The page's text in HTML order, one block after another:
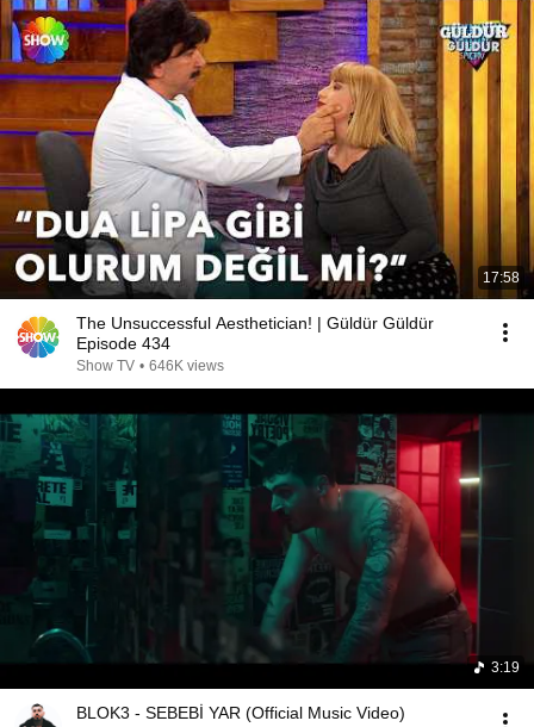
17:58
The Unsuccessful Aesthetician! | Güldür Güldür
Episode 434
Show TV • 646K views
3:19
BLOK3 - SEBEBİ YAR (Official Music Video)